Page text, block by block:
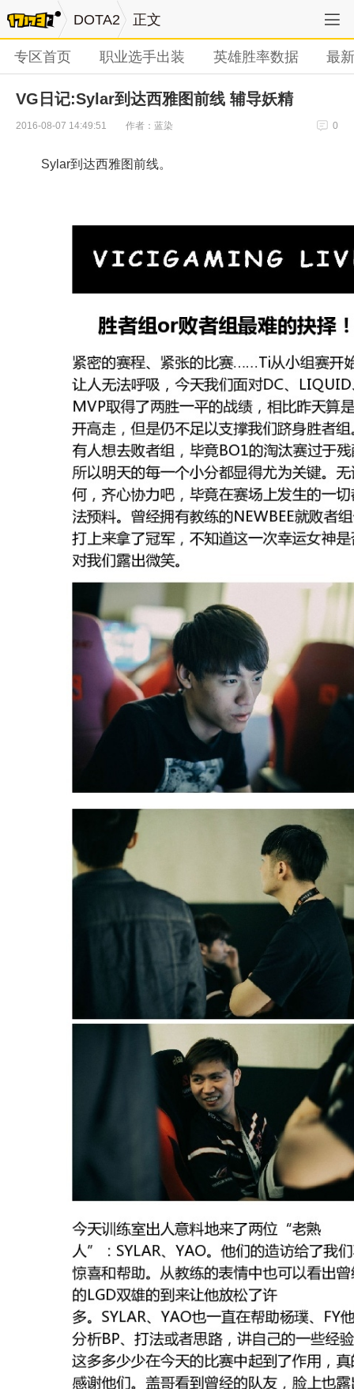
DOTA2 正文
专区首页 职业选手出装 英雄胜率数据 最
VG日记:Sylar到达西雅图前线 辅导妖精
2016-08-07 14:49:51 作者：蓝染 0
Sylar到达西雅图前线。